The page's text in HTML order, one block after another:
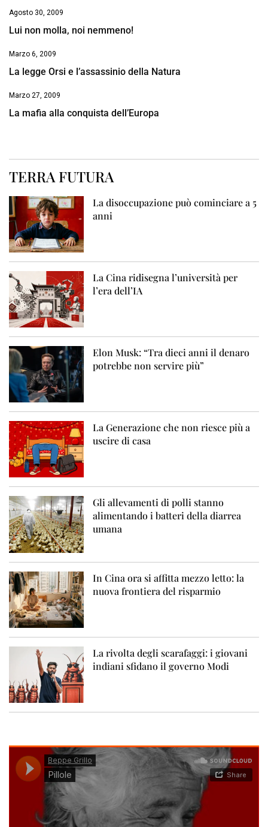
Agosto 30, 2009
Lui non molla, noi nemmeno!
Marzo 6, 2009
La legge Orsi e l’assassinio della Natura
Marzo 27, 2009
La mafia alla conquista dell’Europa
TERRA FUTURA
La disoccupazione può cominciare a 5
anni
La Cina ridisegna l’università per
l’era dell’IA
Elon Musk: “Tra dieci anni il denaro
potrebbe non servire più”
La Generazione che non riesce più a
uscire di casa
Gli allevamenti di polli stanno
alimentando i batteri della diarrea
umana
In Cina ora si affitta mezzo letto: la
nuova frontiera del risparmio
La rivolta degli scarafaggi: i giovani
indiani sfidano il governo Modi